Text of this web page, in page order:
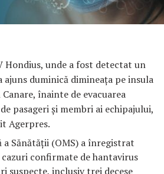
Hondius, unde a fost detectat un
ajuns duminică dimineaţa pe insula
înainte de evacuarea
pasageri şi membri ai echipajului,
Agerpres.
a Sănătăţii (OMS) a înregistrat
confirmate de hantavirus
suspecte, inclusiv trei decese